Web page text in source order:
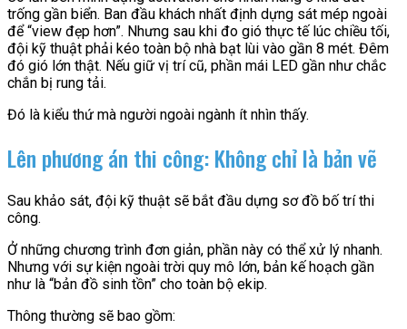
trống gần biển. Ban đầu khách nhất định dựng sát mép ngoài
để “view đẹp hơn”. Nhưng sau khi đo gió thực tế lúc chiều tối,
đội kỹ thuật phải kéo toàn bộ nhà bạt lùi vào gần 8 mét. Đêm
đó gió lớn thật. Nếu giữ vị trí cũ, phần mái LED gần như chắc
chắn bị rung tải.
Đó là kiểu thứ mà người ngoài ngành ít nhìn thấy.
Lên phương án thi công: Không chỉ là bản vẽ
Sau khảo sát, đội kỹ thuật sẽ bắt đầu dựng sơ đồ bố trí thi
công.
Ở những chương trình đơn giản, phần này có thể xử lý nhanh.
Nhưng với sự kiện ngoài trời quy mô lớn, bản kế hoạch gần
như là “bản đồ sinh tồn” cho toàn bộ ekip.
Thông thường sẽ bao gồm: